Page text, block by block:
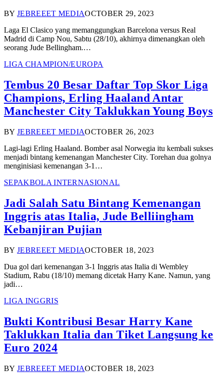
BY JEBREEET MEDIAOCTOBER 29, 2023
Laga El Clasico yang memanggungkan Barcelona versus Real
Madrid di Camp Nou, Sabtu (28/10), akhirnya dimenangkan oleh
seorang Jude Bellingham.…
LIGA CHAMPION/EUROPA
Tembus 20 Besar Daftar Top Skor Liga
Champions, Erling Haaland Antar
Manchester City Taklukkan Young Boys
BY JEBREEET MEDIAOCTOBER 26, 2023
Lagi-lagi Erling Haaland. Bomber asal Norwegia itu kembali sukses
menjadi bintang kemenangan Manchester City. Torehan dua golnya
menginisiasi kemenangan 3-1…
SEPAKBOLA INTERNASIONAL
Jadi Salah Satu Bintang Kemenangan
Inggris atas Italia, Jude Belliingham
Kebanjiran Pujian
BY JEBREEET MEDIAOCTOBER 18, 2023
Dua gol dari kemenangan 3-1 Inggris atas Italia di Wembley
Stadium, Rabu (18/10) memang dicetak Harry Kane. Namun, yang
jadi…
LIGA INGGRIS
Bukti Kontribusi Besar Harry Kane
Taklukkan Italia dan Tiket Langsung ke
Euro 2024
BY JEBREEET MEDIAOCTOBER 18, 2023